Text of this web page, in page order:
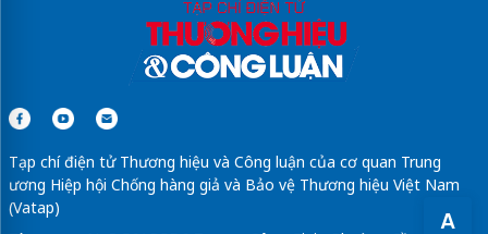
A
thuê áo dài cho mẹ ngày cưới
ao dong phuc nhom
https://dongphucgaohouse.com/ao-dong-phuc-cong-ty/
Tạp chí điện tử Thương hiệu và Công luận của cơ quan Trung
ương Hiệp hội Chống hàng giả và Bảo vệ Thương hiệu Việt Nam
(Vatap)